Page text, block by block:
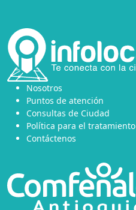
Nosotros
Puntos de atención
Consultas de Ciudad
Política para el
Contáctenos